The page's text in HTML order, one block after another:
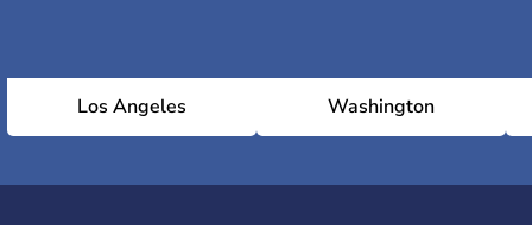
Los Angeles Washington